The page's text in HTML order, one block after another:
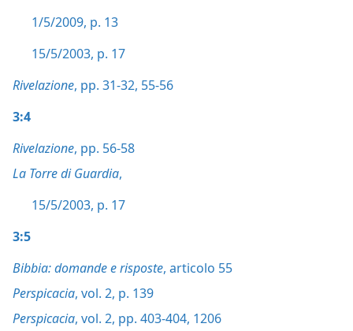
1/5/2009, p. 13
15/5/2003, p. 17
Rivelazione, pp. 31-32, 55-56
3:4
Rivelazione, pp. 56-58
La Torre di Guardia,
15/5/2003, p. 17
3:5
Bibbia: domande e risposte, articolo 55
Perspicacia, vol. 2, p. 139
Perspicacia, vol. 2, pp. 403-404, 1206